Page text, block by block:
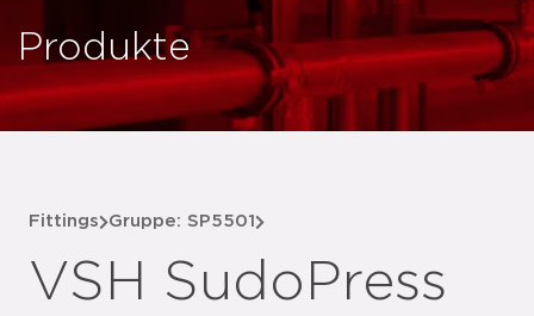
Produkte
Fittings Gruppe: SP5501
VSH SudoPress